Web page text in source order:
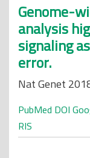
Genome-
analysis
signaling
error.
Nat Genet
PubMed DOI
RIS